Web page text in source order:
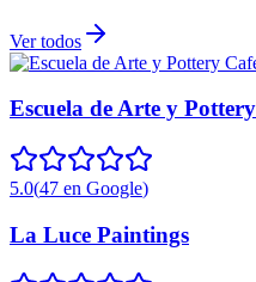
Ver todos
Escuela de Arte y
5.0(47 en Google)
La Luce Paintings